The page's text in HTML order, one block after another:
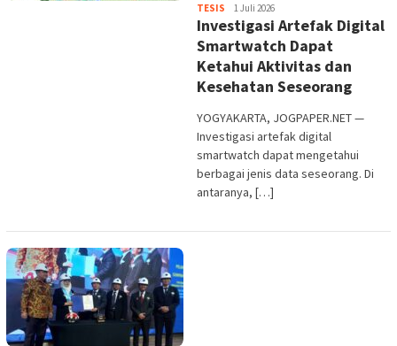
TESIS Heri
Purwata
1 Juli 2026
Investigasi Artefak Digital
Smartwatch Dapat
Ketahui Aktivitas dan
Kesehatan Seseorang
YOGYAKARTA, JOGPAPER.NET —
Investigasi artefak digital
smartwatch dapat mengetahui
berbagai jenis data seseorang. Di
antaranya, […]